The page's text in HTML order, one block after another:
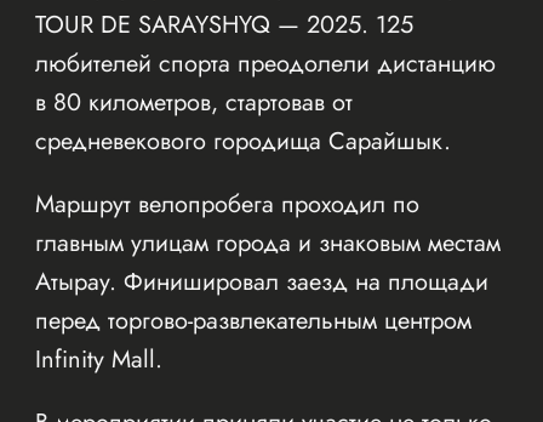
TOUR DE SARAYSHYQ — 2025. 125
любителей спорта преодолели дистанцию
в 80 километров, стартовав от
средневекового городища Сарайшык.
Маршрут велопробега проходил по
главным улицам города и знаковым местам
Атырау. Финишировал заезд на площади
перед торгово-развлекательным центром
Infinity Mall.